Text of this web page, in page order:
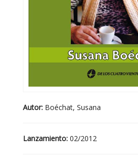
Autor: Boéchat, Susana
Lanzamiento: 02/2012